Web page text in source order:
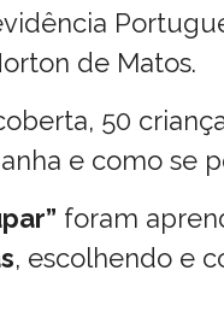
de Matos.
50
e como se
foram
, escolhendo e